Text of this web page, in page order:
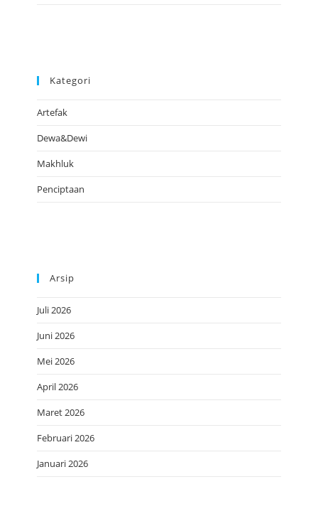
Kategori
Artefak
Dewa&Dewi
Makhluk
Penciptaan
Arsip
Juli 2026
Juni 2026
Mei 2026
April 2026
Maret 2026
Februari 2026
Januari 2026